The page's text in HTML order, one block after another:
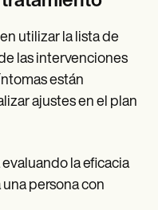
utilizar la lista de
las intervenciones
están
ajustes en el plan
la eficacia
persona con